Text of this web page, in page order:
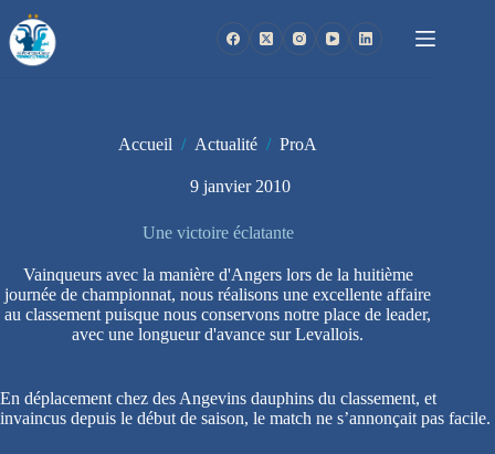
au
contenu
Accueil / Actualité / ProA
9 janvier 2010
Une victoire éclatante
Vainqueurs avec la manière d'Angers lors de la huitième
journée de championnat, nous réalisons une excellente affaire
au classement puisque nous conservons notre place de leader,
avec une longueur d'avance sur Levallois.
En déplacement chez des Angevins dauphins du classement, et
invaincus depuis le début de saison, le match ne s’annonçait pas facile.